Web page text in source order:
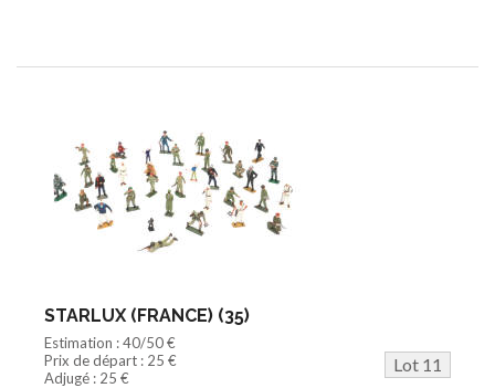
STARLUX (FRANCE) (35)
Estimation : 40/50 €
Prix de départ : 25 €
Lot 11
Adjugé : 25 €